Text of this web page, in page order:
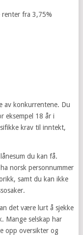
renter fra 3,75%
av konkurrentene. Du
eksempel 18 år i
krav til inntekt,
du kan få.
norsk personnummer
samt du kan ikke
det være lurt å sjekke
Mange selskap har
opp oversikter og